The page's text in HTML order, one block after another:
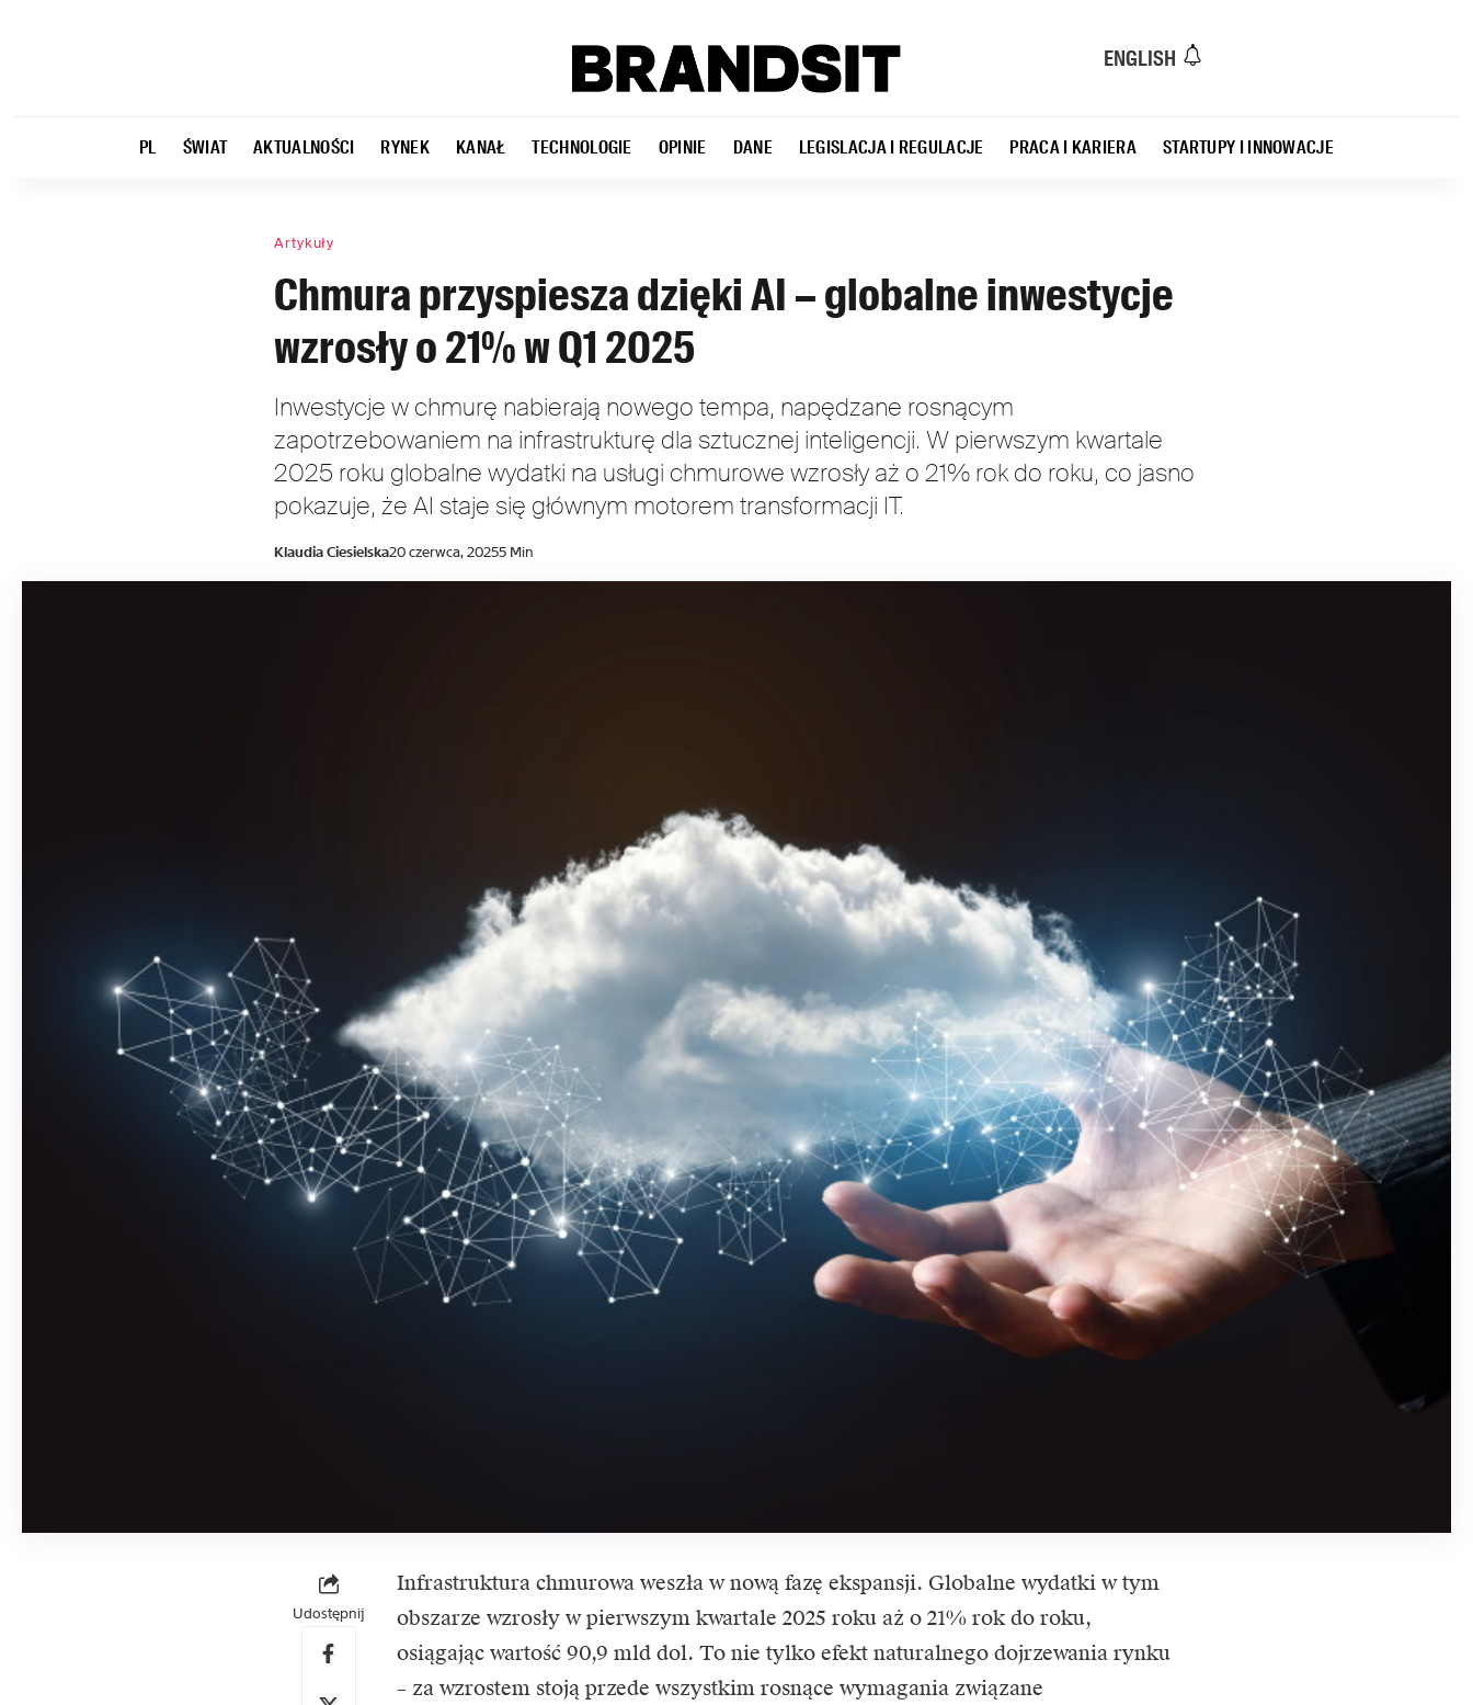
ENGLISH
PL ŚWIAT AKTUALNOŚCI RYNEK KANAŁ TECHNOLOGIE OPINIE DANE LEGISLACJA I REGULACJE PRACA I KARIERA STARTUPY I INNOWACJE
Artykuły
Chmura przyspiesza dzięki AI – globalne inwestycje
wzrosły o 21% w Q1 2025
Inwestycje w chmurę nabierają nowego tempa, napędzane rosnącym
zapotrzebowaniem na infrastrukturę dla sztucznej inteligencji. W pierwszym kwartale
2025 roku globalne wydatki na usługi chmurowe wzrosły aż o 21% rok do roku, co jasno
pokazuje, że AI staje się głównym motorem transformacji IT.
Klaudia Ciesielska20 czerwca, 20255 Min
Udostępnij
Infrastruktura chmurowa weszła w nową fazę ekspansji. Globalne wydatki w tym
obszarze wzrosły wpierwszym kwartale 2025 roku aż o 21% rok do roku,
osiągając wartość 90,9 mld dol. To nie tylko efekt naturalnego dojrzewania rynku
– za wzrostem stoją przede wszystkim rosnące wymagania związane